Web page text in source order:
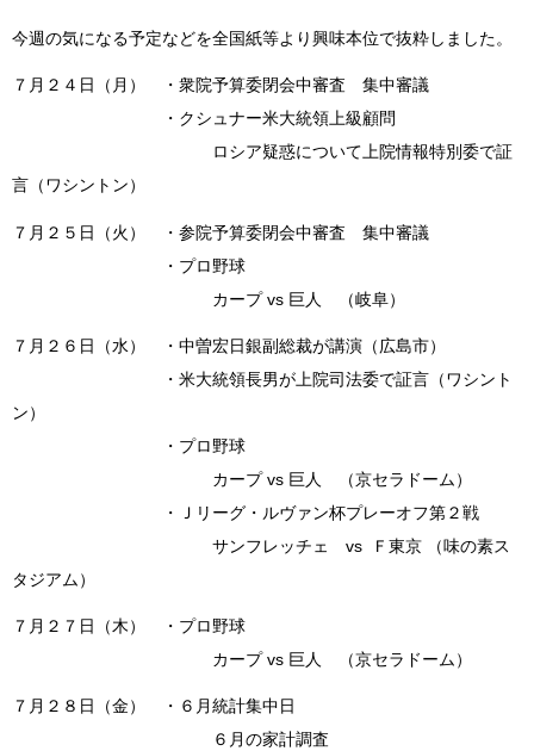
今週の気になる予定などを全国紙等より興味本位で抜粋しました。
７月２４日（月） ・衆院予算委閉会中審査 集中審議
・クシュナー米大統領上級顧問
ロシア疑惑について上院情報特別委で証
言（ワシントン）
７月２５日（火） ・参院予算委閉会中審査 集中審議
・プロ野球
カープ vs 巨人 （岐阜）
７月２６日（水） ・中曽宏日銀副総裁が講演（広島市）
・米大統領長男が上院司法委で証言（ワシント
ン）
・プロ野球
カープ vs 巨人 （京セラドーム）
・Ｊリーグ・ルヴァン杯プレーオフ第２戦
サンフレッチェ vs Ｆ東京 （味の素ス
タジアム）
７月２７日（木） ・プロ野球
カープ vs 巨人 （京セラドーム）
７月２８日（金） ・６月統計集中日
６月の家計調査